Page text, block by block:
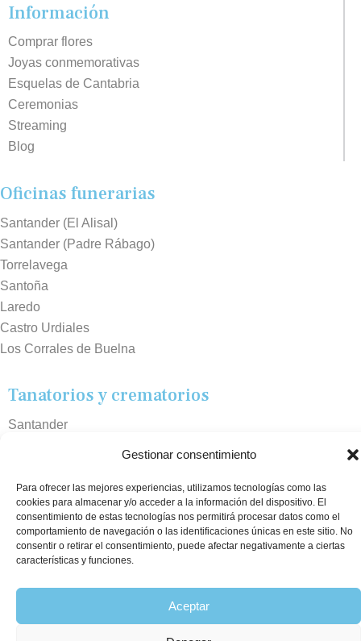
Gestionar consentimiento
Para ofrecer las mejores experiencias, utilizamos tecnologías como las
cookies para almacenar y/o acceder a la información del dispositivo. El
consentimiento de estas tecnologías nos permitirá procesar datos como el
comportamiento de navegación o las identificaciones únicas en este sitio. No
consentir o retirar el consentimiento, puede afectar negativamente a ciertas
características y funciones.
Aceptar
Información
Comprar flores
Joyas conmemorativas
Esquelas de Cantabria
Ceremonias
Streaming
Blog
Oficinas funerarias
Santander (El Alisal)
Santander (Padre Rábago)
Torrelavega
Santoña
Laredo
Castro Urdiales
Los Corrales de Buelna
Tanatorios y crematorios
Santander
Laredo
Puente Viesgo
Crematorio Raos